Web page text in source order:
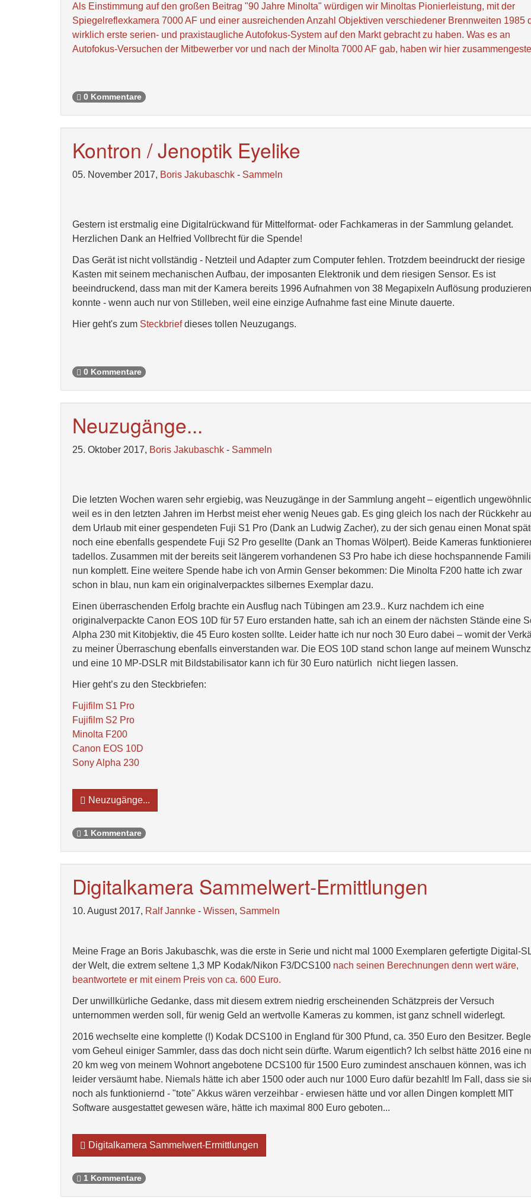
Als Einstimmung auf den großen Beitrag "90 Jahre Minolta" würdigen wir Minoltas Pionierleistung, mit der
Spiegelreflexkamera 7000 AF und einer ausreichenden Anzahl Objektiven verschiedener Brennweiten 1985
wirklich erste serien- und praxistaugliche Autofokus-System auf den Markt gebracht zu haben. Was es an
Autofokus-Versuchen der Mitbewerber vor und nach der Minolta 7000 AF gab, haben wir hier
0 Kommentare
Kontron / Jenoptik Eyelike
05. November 2017, Boris Jakubaschk - Sammeln
Gestern ist erstmalig eine Digitalrückwand für Mittelformat- oder Fachkameras in der Sammlung gelandet.
Herzlichen Dank an Helfried Vollbrecht für die Spende!
Das Gerät ist nicht vollständig - Netzteil und Adapter zum Computer fehlen. Trotzdem beeindruckt der riesige
Kasten mit seinem mechanischen Aufbau, der imposanten Elektronik und dem riesigen Sensor. Es ist
beeindruckend, dass man mit der Kamera bereits 1996 Aufnahmen von 38 Megapixeln Auflösung produzieren
konnte - wenn auch nur von Stilleben, weil eine einzige Aufnahme fast eine Minute dauerte.
Hier geht's zum Steckbriefdieses tollen Neuzugangs.
0 Kommentare
Neuzugänge...
25. Oktober 2017, Boris Jakubaschk - Sammeln
Die letzten Wochen waren sehr ergiebig, was Neuzugänge in der Sammlung angeht – eigentlich
weil es in den letzten Jahren im Herbst meist eher wenig Neues gab. Es ging gleich los nach der Rückkehr
dem Urlaub mit einer gespendeten Fuji S1 Pro (Dank an Ludwig Zacher), zu der sich genau einen Monat
noch eine ebenfalls gespendete Fuji S2 Pro gesellte (Dank an Thomas Wölpert). Beide Kameras
tadellos. Zusammen mit der bereits seit längerem vorhandenen S3 Pro habe ich diese hochspannende
nun komplett. Eine weitere Spende habe ich von Armin Genser bekommen: Die Minolta F200 hatte ich zwar
schon in blau, nun kam ein originalverpacktes silbernes Exemplar dazu.
Einen überraschenden Erfolg brachte ein Ausflug nach Tübingen am 23.9.. Kurz nachdem ich eine
originalverpackte Canon EOS 10D für 57 Euro erstanden hatte, sah ich an einem der nächsten Stände eine
Alpha 230 mit Kitobjektiv, die 45 Euro kosten sollte. Leider hatte ich nur noch 30 Euro dabei – womit der
zu meiner Überraschung ebenfalls einverstanden war. Die EOS 10D stand schon lange auf meinem
und eine 10 MP-DSLR mit Bildstabilisator kann ich für 30 Euro natürlich nicht liegen lassen.
Hier geht’s zu den Steckbriefen:
Fujifilm S1 Pro
Fujifilm S2 Pro
Minolta F200
Canon EOS 10D
Sony Alpha 230
Neuzugänge...
1 Kommentare
Digitalkamera Sammelwert-Ermittlungen
10. August 2017, Ralf Jannke - Wissen, Sammeln
Meine Frage an Boris Jakubaschk, was die erste in Serie und nicht mal 1000 Exemplaren gefertigte Digital-
der Welt, die extrem seltene 1,3 MP Kodak/Nikon F3/DCS100 nach seinen Berechnungen denn wert wäre,
beantwortete er mit einem Preis von ca. 600 Euro.
Der unwillkürliche Gedanke, dass mit diesem extrem niedrig erscheinenden Schätzpreis der Versuch
unternommen werden soll, für wenig Geld an wertvolle Kameras zu kommen, ist ganz schnell widerlegt.
2016 wechselte eine komplette (!) Kodak DCS100 in England für 300 Pfund, ca. 350 Euro den Besitzer.
vom Geheul einiger Sammler, dass das doch nicht sein dürfte. Warum eigentlich? Ich selbst hätte 2016 eine
20 km weg von meinem Wohnort angebotene DCS100 für 1500 Euro zumindest anschauen können, was ich
leider versäumt habe. Niemals hätte ich aber 1500 oder auch nur 1000 Euro dafür bezahlt! Im Fall, dass sie
noch als funktioniernd - "tote" Akkus wären verzeihbar - erwiesen hätte und vor allen Dingen komplett MIT
Software ausgestattet gewesen wäre, hätte ich maximal 800 Euro geboten...
Digitalkamera Sammelwert-Ermittlungen
1 Kommentare